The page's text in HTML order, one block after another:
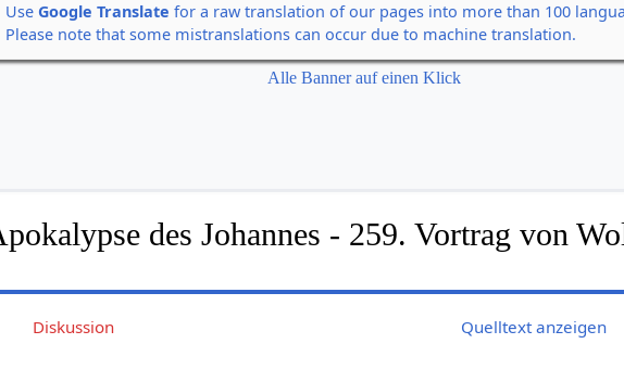
UseGoogle Translate for a raw translation of our pages into more than 100
Please note that some mistranslations can occur due to machine translation.
Alle Banner auf einen Klick
des Johannes - 259. Vortrag von
Diskussion Quelltext anzeigen